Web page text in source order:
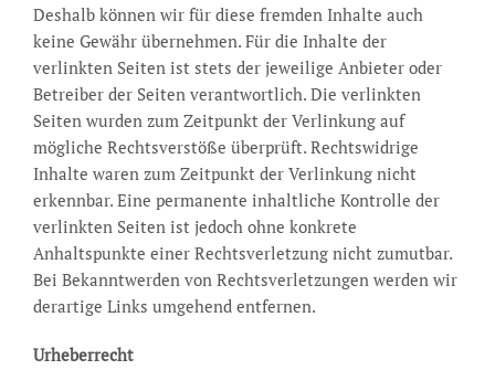
Deshalb können wir für diese fremden Inhalte auch
keine Gewähr übernehmen. Für die Inhalte der
verlinkten Seiten ist stets der jeweilige Anbieter oder
Betreiber der Seiten verantwortlich. Die verlinkten
Seiten wurden zum Zeitpunkt der Verlinkung auf
mögliche Rechtsverstöße überprüft. Rechtswidrige
Inhalte waren zum Zeitpunkt der Verlinkung nicht
erkennbar. Eine permanente inhaltliche Kontrolle der
verlinkten Seiten ist jedoch ohne konkrete
Anhaltspunkte einer Rechtsverletzung nicht zumutbar.
Bei Bekanntwerden von Rechtsverletzungen werden wir
derartige Links umgehend entfernen.
Urheberrecht